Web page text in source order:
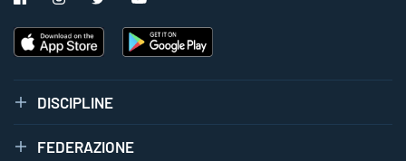
DISCIPLINE
FEDERAZIONE